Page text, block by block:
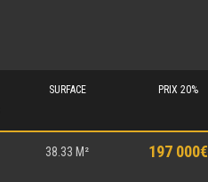
SURFACE PRIX 20%
38.33 M² 197 000€